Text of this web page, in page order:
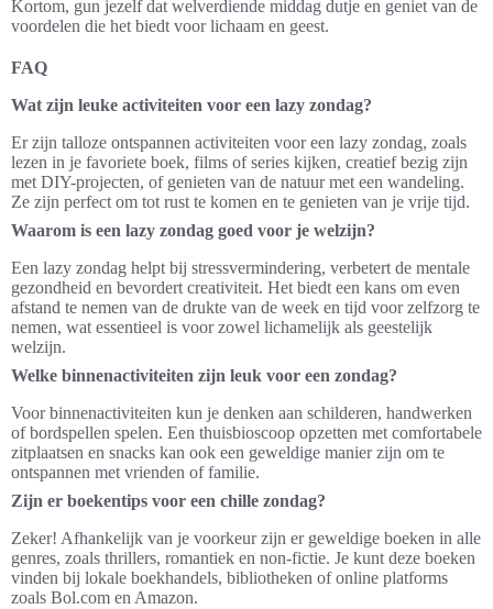
Kortom, gun jezelf dat welverdiende middag dutje en geniet van de
voordelen die het biedt voor lichaam en geest.
FAQ
Wat zijn leuke activiteiten voor een lazy zondag?
Er zijn talloze ontspannen activiteiten voor een lazy zondag, zoals
lezen in je favoriete boek, films of series kijken, creatief bezig zijn
met DIY-projecten, of genieten van de natuur met een wandeling.
Ze zijn perfect om tot rust te komen en te genieten van je vrije tijd.
Waarom is een lazy zondag goed voor je welzijn?
Een lazy zondag helpt bij stressvermindering, verbetert de mentale
gezondheid en bevordert creativiteit. Het biedt een kans om even
afstand te nemen van de drukte van de week en tijd voor zelfzorg te
nemen, wat essentieel is voor zowel lichamelijk als geestelijk
welzijn.
Welke binnenactiviteiten zijn leuk voor een zondag?
Voor binnenactiviteiten kun je denken aan schilderen, handwerken
of bordspellen spelen. Een thuisbioscoop opzetten met comfortabele
zitplaatsen en snacks kan ook een geweldige manier zijn om te
ontspannen met vrienden of familie.
Zijn er boekentips voor een chille zondag?
Zeker! Afhankelijk van je voorkeur zijn er geweldige boeken in alle
genres, zoals thrillers, romantiek en non-fictie. Je kunt deze boeken
vinden bij lokale boekhandels, bibliotheken of online platforms
zoals Bol.com en Amazon.